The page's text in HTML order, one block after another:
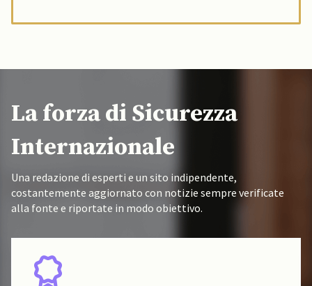
La forza di Sicurezza
Internazionale
Una redazione di esperti e un sito indipendente,
costantemente aggiornato con notizie sempre verificate
alla fonte e riportate in modo obiettivo.